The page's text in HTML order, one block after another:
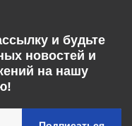
и будьте
новостей и
на нашу